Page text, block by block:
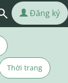
Thời trang
Đăng ký